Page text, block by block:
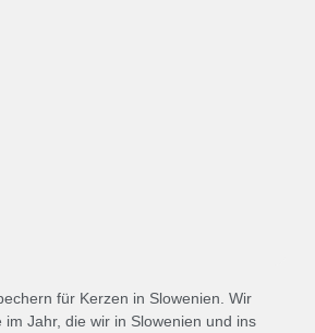
für Kerzen in Slowenien. Wir
Jahr, die wir in Slowenien und ins